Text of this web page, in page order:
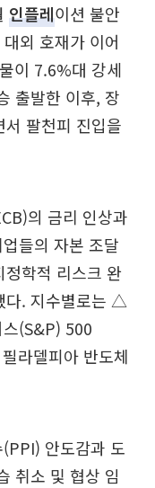
인플레이션 불안
외 호재가 이어
이 7.6%대 강세
출발한 이후, 장
팔천피 진입을
의 금리 인상과
들의 자본 조달
학적 리스크 완
다. 지수별로는 △
(S&P) 500
라델피아 반도체
안도감과 도
취소 및 협상 임